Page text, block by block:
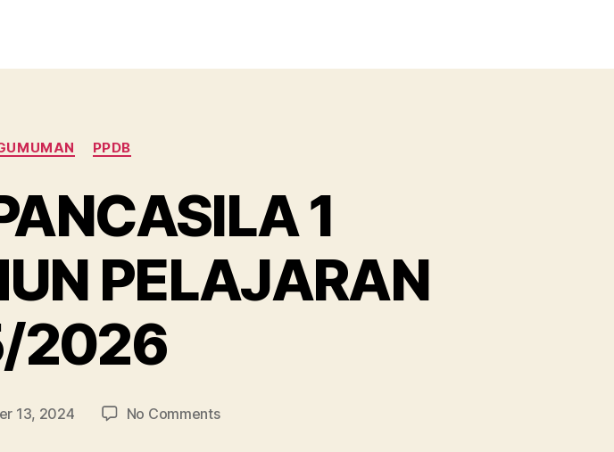
PPDB
1
PELAJARAN
2026
13, 2024 No Comments